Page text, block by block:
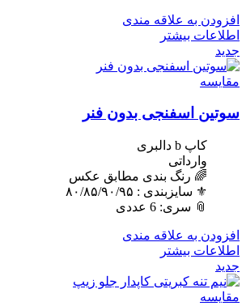
افزودن به علاقه مندی
اطلاعات بیشتر
جدید
مقایسه
سوتین اسفنجی بدون فنر
کاپ b دالبری
وارداتی
🌈 رنگ بندی مطابق عکس
⚜️ سایزبندی : ٨٠/٨۵/٩٠/٩۵
📎 سری: 6 عددی
افزودن به علاقه مندی
اطلاعات بیشتر
جدید
مقایسه